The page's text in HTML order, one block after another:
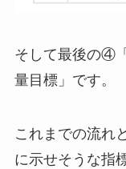
そして最後の④
量目標」です。
これまでの流れ
に示せそうな指